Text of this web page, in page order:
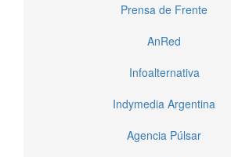
Prensa de Frente
AnRed
Infoalternativa
Indymedia Argentina
Agencia Púlsar